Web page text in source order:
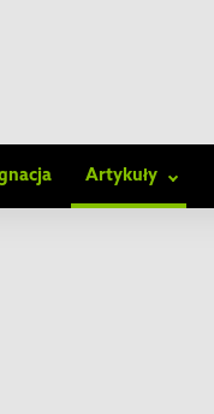
Artykuły